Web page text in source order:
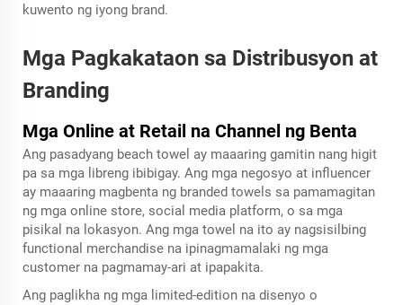
kuwento ng iyong brand.
Mga Pagkakataon sa Distribusyon at
Branding
Mga Online at Retail na Channel ng Benta
Ang pasadyang beach towel ay maaaring gamitin nang higit
pa sa mga libreng ibibigay. Ang mga negosyo at influencer
ay maaaring magbenta ng branded towels sa pamamagitan
ng mga online store, social media platform, o sa mga
pisikal na lokasyon. Ang mga towel na ito ay nagsisilbing
functional merchandise na ipinagmamalaki ng mga
customer na pagmamay-ari at ipapakita.
Ang paglikha ng mga limited-edition na disenyo o